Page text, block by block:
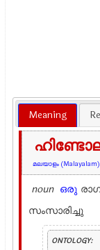
Meaning
മലയാളം (Malayalam)
noun ഒരു
സംസാരിച്ചു
ONTOLOGY: